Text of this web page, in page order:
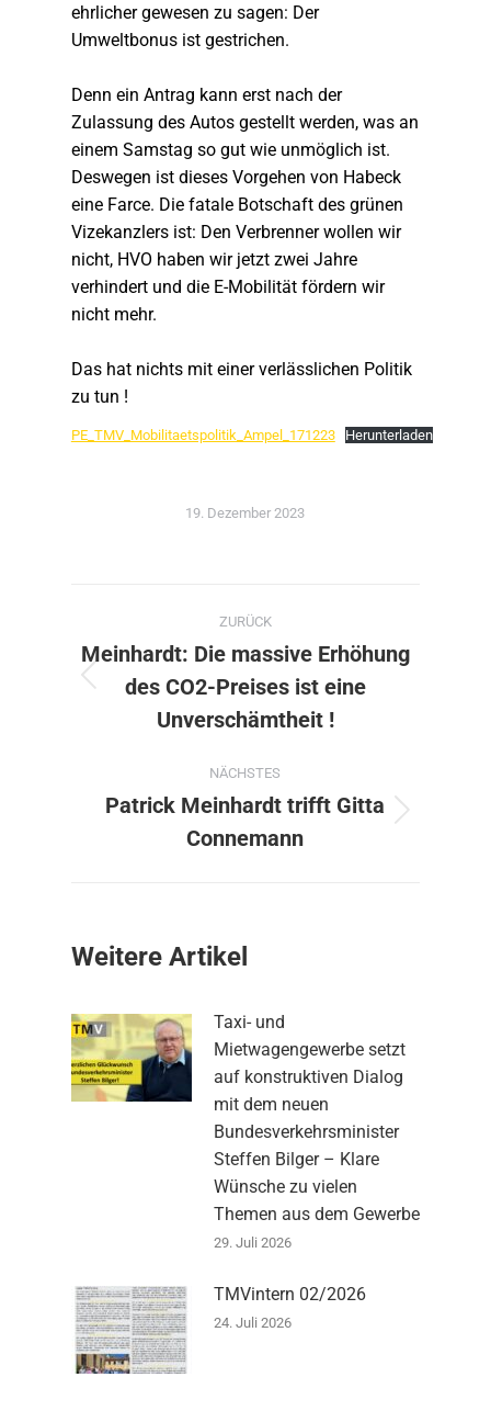
ehrlicher gewesen zu sagen: Der
Umweltbonus ist gestrichen.
Denn ein Antrag kann erst nach der
Zulassung des Autos gestellt werden, was an
einem Samstag so gut wie unmöglich ist.
Deswegen ist dieses Vorgehen von Habeck
eine Farce. Die fatale Botschaft des grünen
Vizekanzlers ist: Den Verbrenner wollen wir
nicht, HVO haben wir jetzt zwei Jahre
verhindert und die E-Mobilität fördern wir
nicht mehr.
Das hat nichts mit einer verlässlichen Politik
zu tun !
PE_TMV_Mobilitaetspolitik_Ampel_171223 Herunterladen
19. Dezember 2023
Kommentarnavigation
ZURÜCK
Vorheriger
Beitrag:
Meinhardt: Die massive Erhöhung
des CO2-Preises ist eine
Unverschämtheit !
NÄCHSTES
Beitrag:
Patrick Meinhardt trifft Gitta
Connemann
Weitere Artikel
Taxi- und
Mietwagengewerbe setzt
auf konstruktiven Dialog
mit dem neuen
Bundesverkehrsminister
Steffen Bilger – Klare
Wünsche zu vielen
Themen aus dem Gewerbe
29. Juli 2026
TMVintern 02/2026
24. Juli 2026